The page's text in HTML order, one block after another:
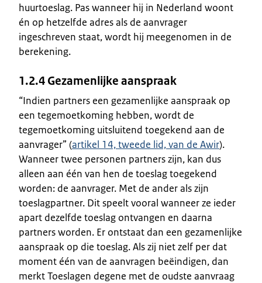
huurtoeslag. Pas wanneer hij in Nederland woont
én op hetzelfde adres als de aanvrager
ingeschreven staat, wordt hij meegenomen in de
berekening.
1.2.4 Gezamenlijke aanspraak
“Indien partners een gezamenlijke aanspraak op
een tegemoetkoming hebben, wordt de
tegemoetkoming uitsluitend toegekend aan de
aanvrager” (artikel 14, tweede lid, van de Awir).
Wanneer twee personen partners zijn, kan dus
alleen aan één van hen de toeslag toegekend
worden: de aanvrager. Met de ander als zijn
toeslagpartner. Dit speelt vooral wanneer ze ieder
apart dezelfde toeslag ontvangen en daarna
partners worden. Er ontstaat dan een gezamenlijke
aanspraak op die toeslag. Als zij niet zelf per dat
moment één van de aanvragen beëindigen, dan
merkt Toeslagen degene met de oudste aanvraag